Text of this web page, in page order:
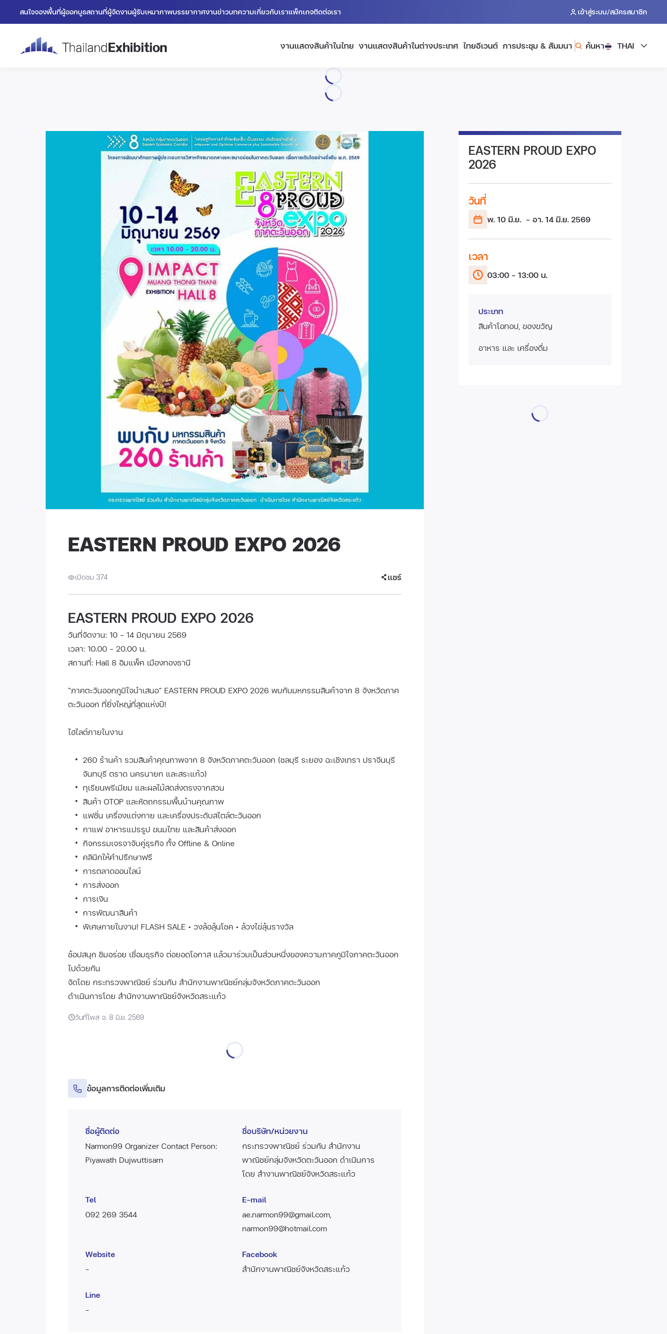
สนใจจองพื้นที่ผู้ออกบูธสถานที่ผู้จัดงานผู้รับเหมาภาพบรรยากาศงานข่าวบทความเกี่ยวกับเราแพ็กเกจติดต่อเรา เข้าสู่ระบบ/สมัครสมาชิก
งานแสดงสินค้าในไทย งานแสดงสินค้าในต่างประเทศ ไทยอีเวนต์ การประชุม & สัมมนา ค้นหา THAI
EASTERN PROUD EXPO
2026
วันที่
พ. 10 มิ.ย. - อา. 14 มิ.ย. 2569
เวลา
03:00 - 13:00 น.
ประเภท
สินค้าโอทอป, ของขวัญ
อาหาร และ เครื่องดื่ม
EASTERN PROUD EXPO 2026
เปิดชม 374 แชร์
EASTERN PROUD EXPO 2026
วันที่จัดงาน: 10 - 14 มิถุนายน 2569
เวลา: 10.00 - 20.00 น.
สถานที่: Hall 8 อิมแพ็ค เมืองทองธานี
“ภาคตะวันออกภูมิใจนำเสนอ” EASTERN PROUD EXPO 2026 พบกับมหกรรมสินค้าจาก 8 จังหวัดภาค
ตะวันออก ที่ยิ่งใหญ่ที่สุดแห่งปี!
ไฮไลต์ภายในงาน
260 ร้านค้า รวมสินค้าคุณภาพจาก 8 จังหวัดภาคตะวันออก (ชลบุรี ระยอง ฉะเชิงเทรา ปราจีนบุรี
จันทบุรี ตราด นครนายก และสระแก้ว)
ทุเรียนพรีเมียม และผลไม้สดส่งตรงจากสวน
สินค้า OTOP และหัตถกรรมพื้นบ้านคุณภาพ
แฟชั่น เครื่องแต่งกาย และเครื่องประดับสไตล์ตะวันออก
กาแฟ อาหารแปรรูป ขนมไทย และสินค้าส่งออก
กิจกรรมเจรจาจับคู่ธุรกิจ ทั้ง Offline & Online
คลินิกให้คำปรึกษาฟรี
การตลาดออนไลน์
การส่งออก
การเงิน
การพัฒนาสินค้า
พิเศษภายในงาน! FLASH SALE • วงล้อลุ้นโชค • ล้วงไข่ลุ้นรางวัล
ช้อปสนุก ชิมอร่อย เชื่อมธุรกิจ ต่อยอดโอกาส แล้วมาร่วมเป็นส่วนหนึ่งของความภาคภูมิใจภาคตะวันออก
ไปด้วยกัน
จัดโดย กระทรวงพาณิชย์ ร่วมกับ สำนักงานพาณิชย์กลุ่มจังหวัดภาคตะวันออก
ดำเนินการโดย สำนักงานพาณิชย์จังหวัดสระแก้ว
วันที่โพส จ. 8 มิ.ย. 2569
ข้อมูลการติดต่อเพิ่มเติม
ชื่อผู้ติดต่อ
Narmon99 Organizer Contact Person:
Piyawath Dujwuttisarn
ชื่อบริษัท/หน่วยงาน
กระทรวงพาณิชย์ ร่วมกับ สำนักงาน
พาณิชย์กลุ่มจังหวัดตะวันออก ดำเนินการ
โดย สำงานพาณิชย์จังหวัดสระแก้ว
Tel
092 269 3544
E-mail
ae.narmon99@gmail.com,
narmon99@hotmail.com
Website
-
Facebook
สำนักงานพาณิชย์จังหวัดสระแก้ว
Line
-